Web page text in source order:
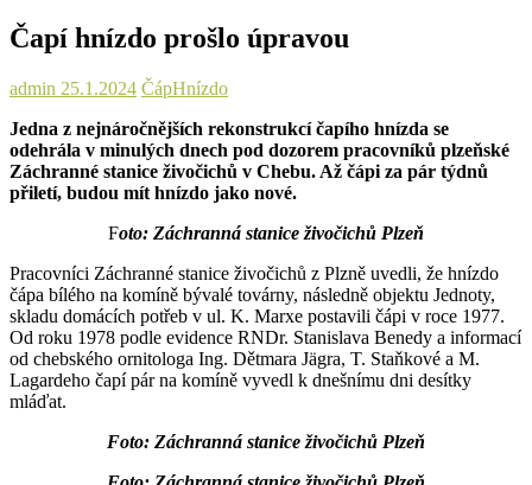
Čapí hnízdo prošlo úpravou
admin 25.1.2024 ČápHnízdo
Jedna z nejnáročnějších rekonstrukcí čapího hnízda se
odehrála v minulých dnech pod dozorem pracovníků plzeňské
Záchranné stanice živočichů v Chebu. Až čápi za pár týdnů
přiletí, budou mít hnízdo jako nové.
Foto: Záchranná stanice živočichů Plzeň
Pracovníci Záchranné stanice živočichů z Plzně uvedli, že hnízdo
čápa bílého na komíně bývalé továrny, následně objektu Jednoty,
skladu domácích potřeb v ul. K. Marxe postavili čápi v roce 1977.
Od roku 1978 podle evidence RNDr. Stanislava Benedy a informací
od chebského ornitologa Ing. Dětmara Jägra, T. Staňkové a M.
Lagardeho čapí pár na komíně vyvedl k dnešnímu dni desítky
mláďat.
Foto: Záchranná stanice živočichů Plzeň